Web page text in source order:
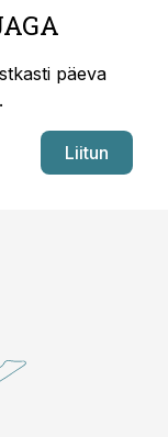
päeva
Liitun